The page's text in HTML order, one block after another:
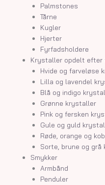
Palmstones
Tårne
Kugler
Hjerter
Fyrfadsholdere
Krystaller opdelt efter
Hvide og farveløse
Lilla og lavendel
Blå og indigo
Grønne krystaller
Pink og fersken
Gule og guld
Røde, orange og
Sorte, brune og
Smykker
Armbånd
Penduler